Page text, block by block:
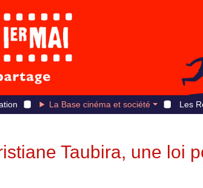
La Base cinéma et société Les
Taubira, une loi